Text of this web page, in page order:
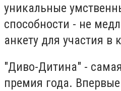
уникальные
способности - не
анкету для участия в
"Диво-Дитина" -
премия года.